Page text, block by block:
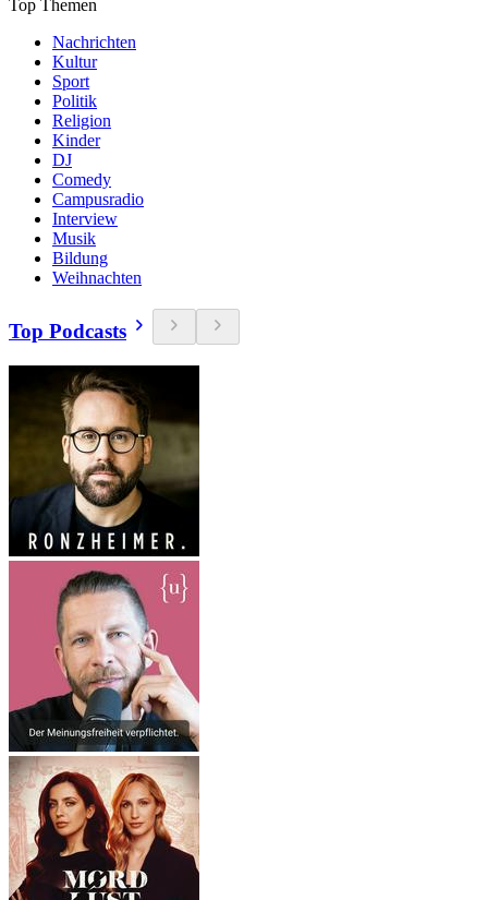
Top Themen
Nachrichten
Kultur
Sport
Politik
Religion
Kinder
DJ
Comedy
Campusradio
Interview
Musik
Bildung
Weihnachten
Top Podcasts